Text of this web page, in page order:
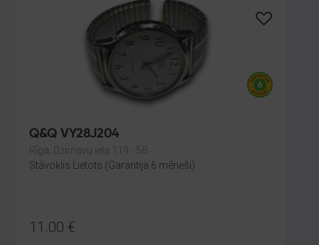
Q&Q VY28J204
Rīga, Dzirnavu iela 119 - 58
Stāvoklis Lietots (Garantija 6 mēneši)
11.00 €